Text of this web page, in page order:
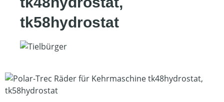
tk58hydrostat
Bildergalerie überspringen